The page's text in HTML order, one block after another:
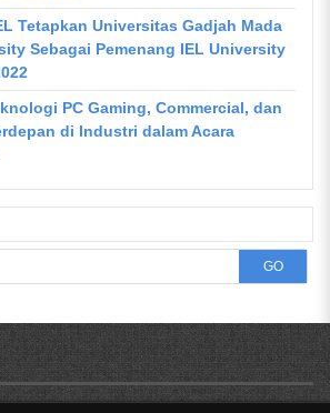
Tetapkan Universitas Gadjah Mada
Sebagai Pemenang IEL University
PC Gaming, Commercial, dan
di Industri dalam Acara
GO